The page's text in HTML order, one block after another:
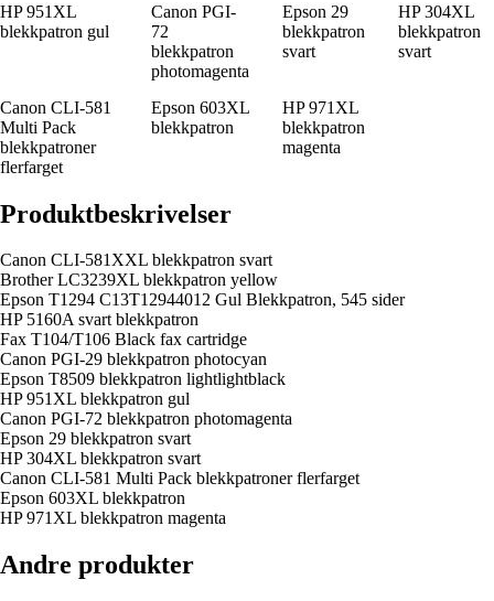
HP 951XL
blekkpatron gul
Canon PGI-
72
blekkpatron
photomagenta
Epson 29
blekkpatron
svart
HP 304XL
blekkpatron
svart
Canon CLI-581
Multi Pack
blekkpatroner
flerfarget
Epson 603XL
blekkpatron
HP 971XL
blekkpatron
magenta
Produktbeskrivelser
Canon CLI-581XXL blekkpatron svart
Brother LC3239XL blekkpatron yellow
Epson T1294 C13T12944012 Gul Blekkpatron, 545 sider
HP 5160A svart blekkpatron
Fax T104/T106 Black fax cartridge
Canon PGI-29 blekkpatron photocyan
Epson T8509 blekkpatron lightlightblack
HP 951XL blekkpatron gul
Canon PGI-72 blekkpatron photomagenta
Epson 29 blekkpatron svart
HP 304XL blekkpatron svart
Canon CLI-581 Multi Pack blekkpatroner flerfarget
Epson 603XL blekkpatron
HP 971XL blekkpatron magenta
Andre produkter